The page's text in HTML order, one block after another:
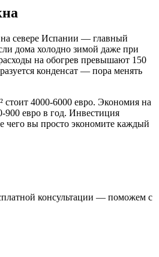
севере Испании — главный
дома холодно зимой даже при
на обогрев превышают 150
конденсат — пора менять
стоит 4000-6000 евро. Экономия на
900 евро в год. Инвестиция
чего вы просто экономите каждый
консультации — поможем с